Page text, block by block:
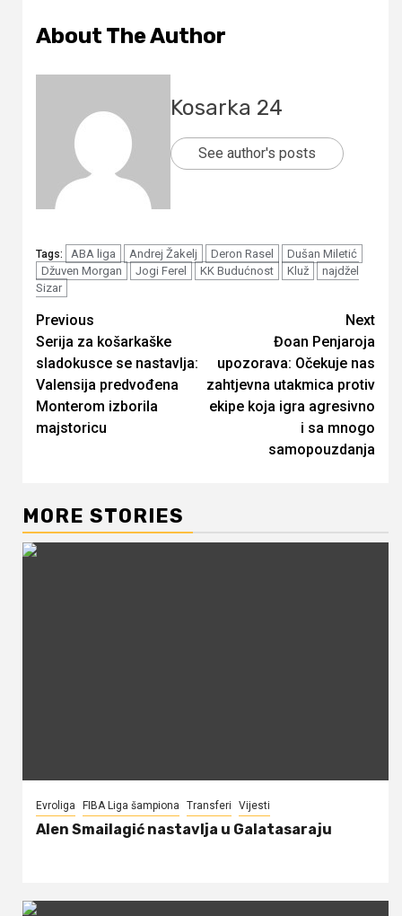
About The Author
Kosarka 24
See author's posts
Tags: ABA liga Andrej Žakelj Deron Rasel
Dušan Miletić
Džuven Morgan
Jogi Ferel KK Budućnost Kluž
najdžel
Sizar
Continue
Reading
Previous
Serija za košarkaške
sladokusce se nastavlja:
Valensija predvođena
Monterom izborila
majstoricu
Next
Đoan Penjaroja
upozorava: Očekuje nas
zahtjevna utakmica protiv
ekipe koja igra agresivno
i sa mnogo
samopouzdanja
MORE STORIES
Evroliga FIBA Liga šampiona Transferi Vijesti
Alen Smailagić nastavlja u Galatasaraju